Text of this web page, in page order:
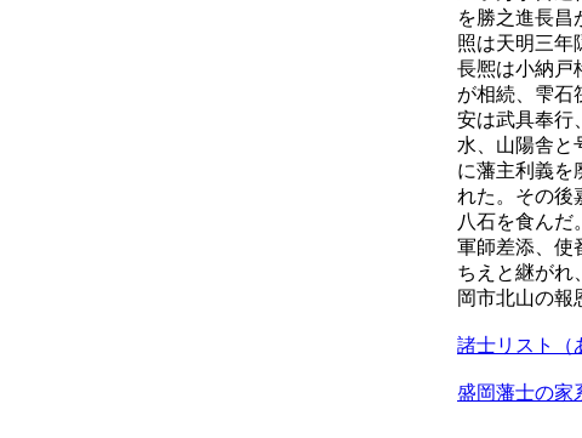
を勝之進長昌
照は天明三年
長熈は小納戸
が相続、雫石
安は武具奉行
水、山陽舎と
に藩主利義を
れた。その後
八石を食んだ
軍師差添、使
ちえと継がれ
岡市北山の報
諸士リスト（
盛岡藩士の家